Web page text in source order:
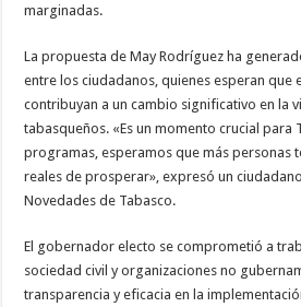
marginadas.
La propuesta de May Rodríguez ha
entre los ciudadanos, quienes esperan que
contribuyan a un cambio significativo en la
tabasqueños. «Es un momento crucial para
programas, esperamos que más personas
reales de prosperar», expresó un
Novedades de Tabasco.
El gobernador electo se comprometió a
sociedad civil y organizaciones no
transparencia y eficacia en la